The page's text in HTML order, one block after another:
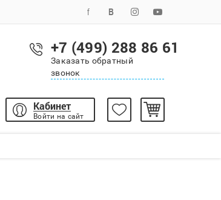
+7 (499) 288 86 61
Заказать обратный
звонок
Кабинет
Войти на сайт